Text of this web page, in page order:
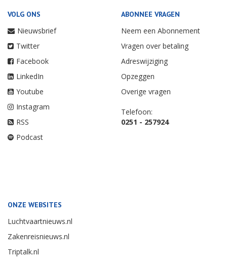
VOLG ONS
Nieuwsbrief
Twitter
Facebook
LinkedIn
Youtube
Instagram
RSS
Podcast
ABONNEE VRAGEN
Neem een Abonnement
Vragen over betaling
Adreswijziging
Opzeggen
Overige vragen
Telefoon:
0251 - 257924
ONZE WEBSITES
Luchtvaartnieuws.nl
Zakenreisnieuws.nl
Triptalk.nl